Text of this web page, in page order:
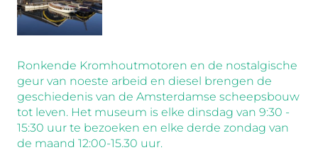
Ronkende Kromhoutmotoren en de nostalgische
geur van noeste arbeid en diesel brengen de
geschiedenis van de Amsterdamse scheepsbouw
tot leven. Het museum is elke dinsdag van 9:30 -
15:30 uur te bezoeken en elke derde zondag van
de maand 12:00-15.30 uur.